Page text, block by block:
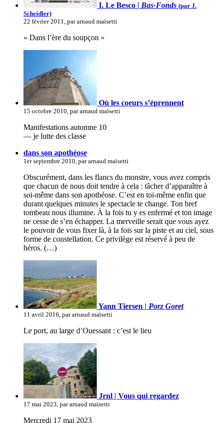
I. Le Besco | Bas-Fonds (par J.
Scheidler)
22 février 2011, par arnaud maïsetti
« Dans l’ère du soupçon »
Où les coeurs s’éprennent
15 octobre 2010, par arnaud maïsetti
Manifestations automne 10
— je lutte des classe
dans son apothéose
1er septembre 2010, par arnaud maïsetti
Obscurément, dans les flancs du monstre, vous avez compris
que chacun de nous doit tendre à cela : tâcher d’apparaître à
soi-même dans son apothéose. C’est en toi-même enfin que
durant quelques minutes le spectacle te change. Ton bref
tombeau nous illumine. À la fois tu y es enfermé et ton image
ne cesse de s’en échapper. La merveille serait que vous ayez
le pouvoir de vous fixer là, à la fois sur la piste et au ciel, sous
forme de constellation. Ce privilège est réservé à peu de
héros. (…)
Yann Tiersen | Porz Goret
11 avril 2016, par arnaud maïsetti
Le port, au large d’Ouessant : c’est le lieu
Jrnl | Vous qui regardez
17 mai 2023, par arnaud maïsetti
Mercredi 17 mai 2023